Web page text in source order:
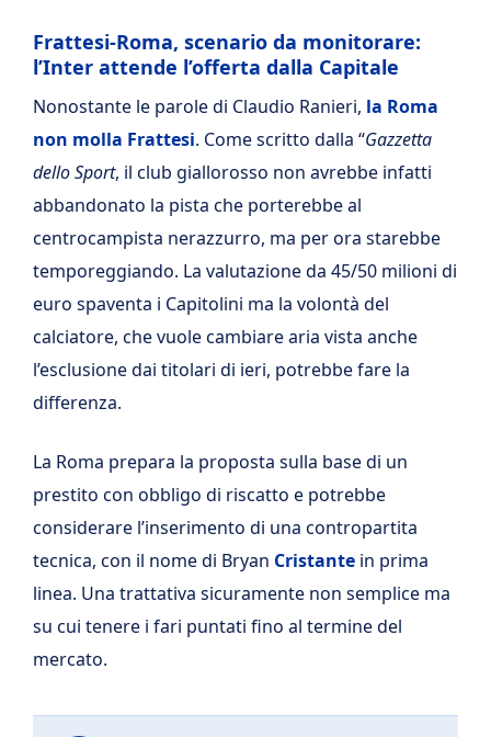
Frattesi-Roma, scenario da monitorare:
l’Inter attende l’offerta dalla Capitale
Nonostante le parole di Claudio Ranieri, la Roma
non molla Frattesi. Come scritto dalla “Gazzetta
dello Sport, il club giallorosso non avrebbe infatti
abbandonato la pista che porterebbe al
centrocampista nerazzurro, ma per ora starebbe
temporeggiando. La valutazione da 45/50 milioni di
euro spaventa i Capitolini ma la volontà del
calciatore, che vuole cambiare aria vista anche
l’esclusione dai titolari di ieri, potrebbe fare la
differenza.
La Roma prepara la proposta sulla base di un
prestito con obbligo di riscatto e potrebbe
considerare l’inserimento di una contropartita
tecnica, con il nome di Bryan Cristante in prima
linea. Una trattativa sicuramente non semplice ma
su cui tenere i fari puntati fino al termine del
mercato.